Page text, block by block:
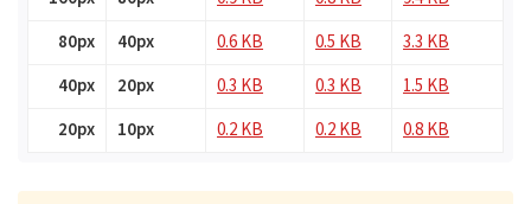
80px
40px 0.6 KB 0.5 KB
3.3 KB
40px
20px 0.3 KB 0.3 KB
1.5 KB
20px
10px 0.2 KB 0.2 KB 0.8 KB